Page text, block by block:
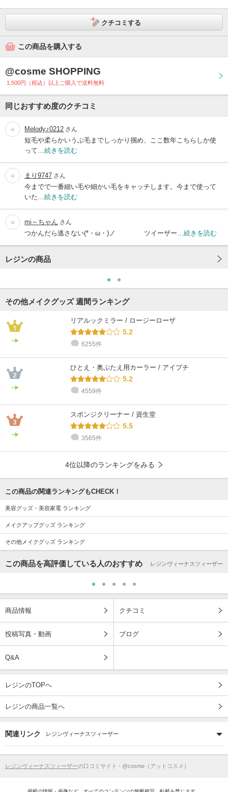
クチコミする
この商品を購入する
@cosme SHOPPING
1,500円（税込）以上ご購入で送料無料
同じおすすめ度のクチコミ
Melody♪0212 さん
短毛や柔らかいうぶ毛までしっかり掴め、ここ数年こちらしか使
って… 続きを読む
まり9747 さん
今までで一番細い毛や細かい毛をキャッチします。今まで使って
いた… 続きを読む
mi～ちゃん さん
つかんだら逃さない(*・ω・)ノ ツイーザー… 続きを読む
レジンの商品
その他メイクグッズ 週間ランキング
リアルックミラー / ロージーローザ
5.2
6255件
ひとえ・奥ぶたえ用カーラー / アイプチ
5.2
4559件
スポンジクリーナー / 資生堂
5.5
3565件
4位以降のランキングをみる
この商品の関連ランキングもCHECK！
美容グッズ・美容家電 ランキング
メイクアップグッズ ランキング
その他メイクグッズ ランキング
この商品を高評価している人のおすすめ レジンヴィーナスツィーザー
商品情報 クチコミ
投稿写真・動画 ブログ
Q&A
レジンのTOPへ
レジンの商品一覧へ
関連リンク レジンヴィーナスツィーザー
レジンヴィーナスツィーザーの口コミサイト - @cosme（アットコスメ）